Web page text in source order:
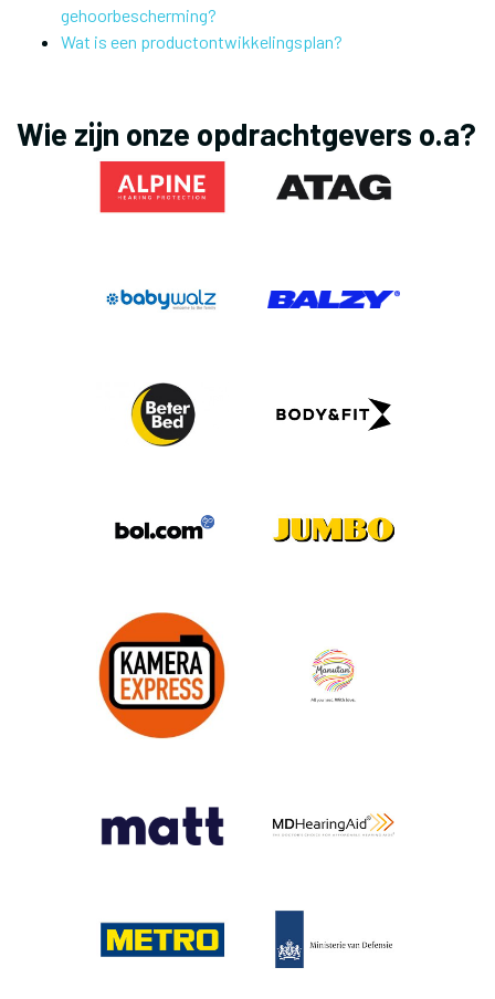
gehoorbescherming?
Wat is een productontwikkelingsplan?
Wie zijn onze opdrachtgevers o.a?